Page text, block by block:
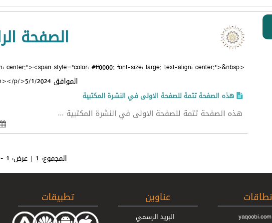
الصفحة
الموافق 5/1/2024</span></p>
هذه الصفحة تتمة للصفحة الاولى في النشرة المكتبية
هذه الصفحة تتمة للصفحة الاولى في النشرة المكتبية ...
المجموع: 1 | عرض: 1 - 1
نطاقات
yaqoobi.com
عناوين
البريد الرسمي
تطبيقات